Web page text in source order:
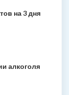
на 3 дня
алкоголя